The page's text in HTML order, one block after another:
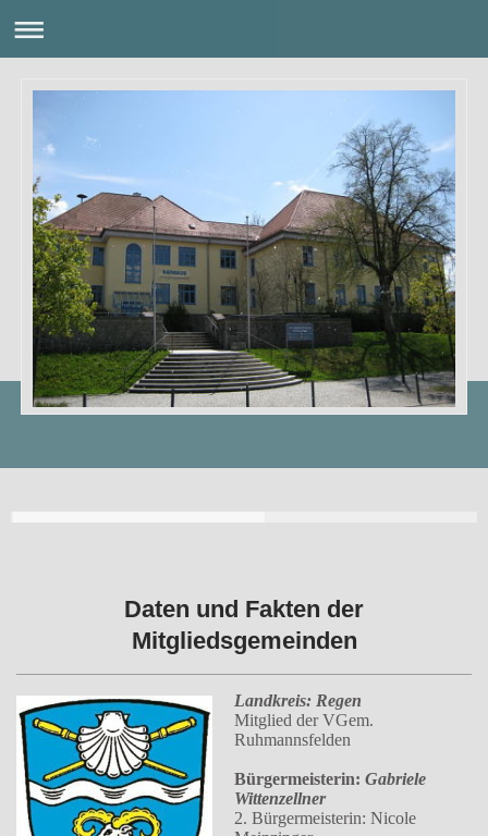
Daten und Fakten der
Mitgliedsgemeinden
Landkreis: Regen
Mitglied der VGem.
Ruhmannsfelden
Bürgermeisterin: Gabriele
Wittenzellner
2. Bürgermeisterin: Nicole